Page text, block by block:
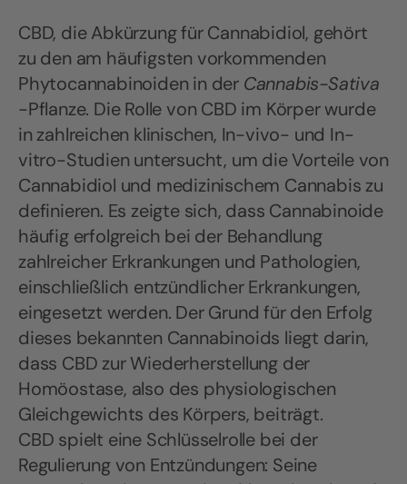
CBD, die Abkürzung für Cannabidiol, gehört
zu den am häufigsten vorkommenden
Phytocannabinoiden in der Cannabis-Sativa
-Pflanze. Die Rolle von CBD im Körper wurde
in zahlreichen klinischen, In-vivo- und In-
vitro-Studien untersucht, um die Vorteile von
Cannabidiol und medizinischem Cannabis zu
definieren. Es zeigte sich, dass Cannabinoide
häufig erfolgreich bei der Behandlung
zahlreicher Erkrankungen und Pathologien,
einschließlich entzündlicher Erkrankungen,
eingesetzt werden. Der Grund für den Erfolg
dieses bekannten Cannabinoids liegt darin,
dass CBD zur Wiederherstellung der
Homöostase, also des physiologischen
Gleichgewichts des Körpers, beiträgt.
CBD spielt eine Schlüsselrolle bei der
Regulierung von Entzündungen: Seine